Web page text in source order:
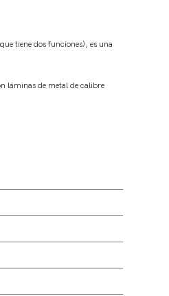
tiene dos funciones), es una
láminas de metal de calibre